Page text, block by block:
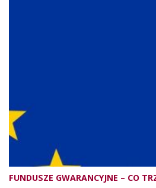
FUNDUSZE GWARANCYJNE – CO